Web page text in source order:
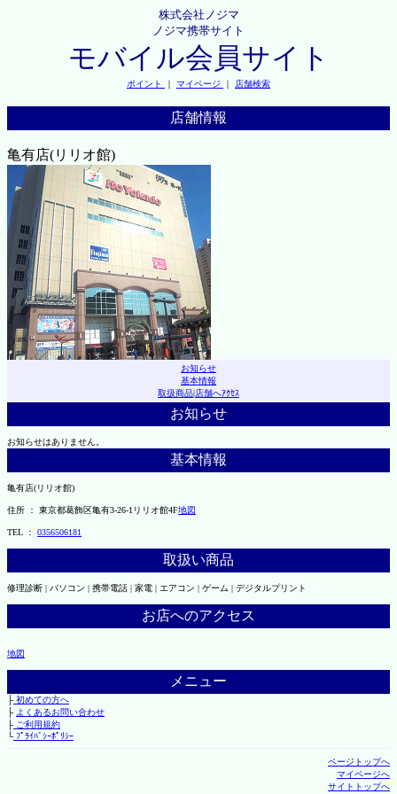
株式会社ノジマ
ノジマ携帯サイト
モバイル会員サイト
ポイント ｜ マイページ ｜ 店舗検索
店舗情報
亀有店(リリオ館)
お知らせ
基本情報
取扱商品|店舗へｱｸｾｽ
お知らせ
お知らせはありません。
基本情報
亀有店(リリオ館)
住所 ： 東京都葛飾区亀有3-26-1リリオ館4F地図
TEL ： 0356506181
取扱い商品
修理診断 | パソコン | 携帯電話 | 家電 | エアコン | ゲーム | デジタルプリント
お店へのアクセス
地図
メニュー
├初めての方へ
├ よくあるお問い合わせ
├ご利用規約
└ﾌﾟﾗｲﾊﾞｼｰﾎﾟﾘｼｰ
ページトップへ
マイページへ
サイトトップへ